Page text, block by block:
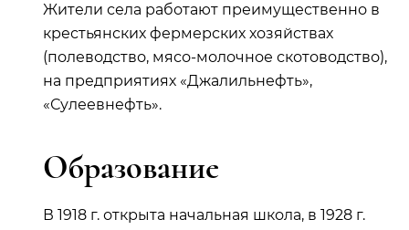
Жители села работают преимущественно в
крестьянских фермерских хозяйствах
(полеводство, мясо-молочное скотоводство),
на предприятиях «Джалильнефть»,
«Сулеевнефть».
Образование
В 1918 г. открыта начальная школа, в 1928 г.